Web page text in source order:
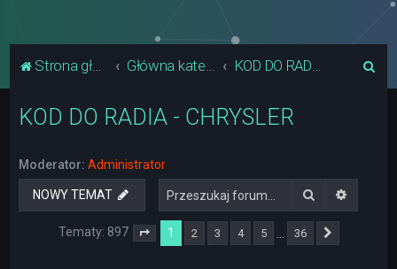
Strona główna Główna kategoria forum KOD DO RADIA - CHRYSLER
KOD DO RADIA - CHRYSLER
Moderator: Administrator
NOWY TEMAT Szukaj
Tematy: 897 Strona 1z 36
1 2 3 4 5 36